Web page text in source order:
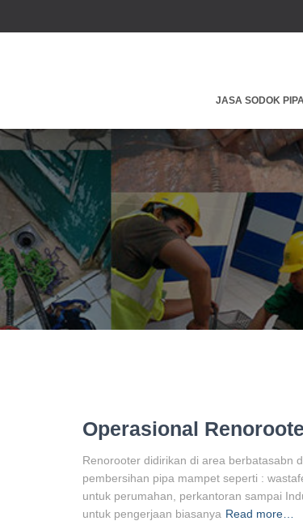
JASA SODOK
Operasional
Renorooter didirikan di area berbatasabn
pembersihan pipa mampet seperti :
untuk perumahan, perkantoran sampai
untuk pengerjaan biasanya Read more…